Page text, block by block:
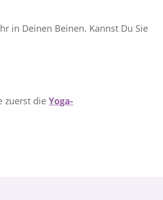
in Deinen Beinen. Kannst Du Sie
zuerst dieYoga-